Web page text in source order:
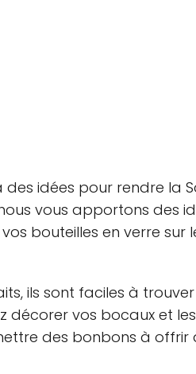
des idées pour rendre la
vous apportons des
bouteilles en verre sur
ils sont faciles à
décorer vos bocaux et
des bonbons à offrir